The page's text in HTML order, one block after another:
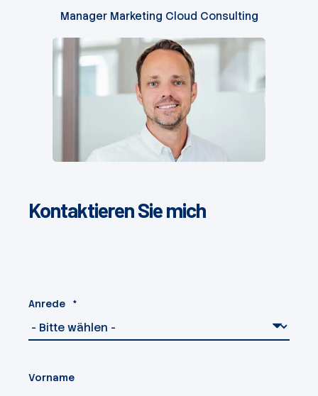
Manager Marketing Cloud Consulting
Kontaktieren Sie mich
Anrede *
Vorname